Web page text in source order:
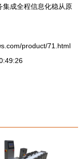
集成全程信息化稳从原
product/71.html